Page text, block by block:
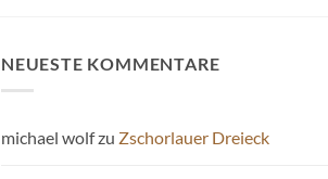
NEUESTE KOMMENTARE
michael wolfzu Zschorlauer Dreieck